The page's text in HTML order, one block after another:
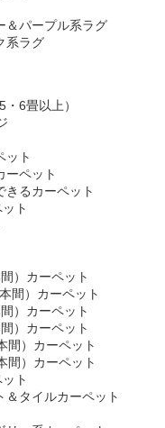
＆パープル系ラグ
系ラグ
6畳以上）
ット
ーペット
きるカーペット
ト
）カーペット
間）カーペット
）カーペット
）カーペット
間）カーペット
間）カーペット
ト
＆タイルカーペット